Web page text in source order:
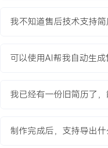
程运维平台建设项目。原有服
至XXX%以上。
1.需求分析与方案设计：牵头
程，输出平台核心功能需求清
我不知道售后技术支持
可以使用AI帮我自动生成
我已经有一份旧简历了，
制作完成后，支持导出什